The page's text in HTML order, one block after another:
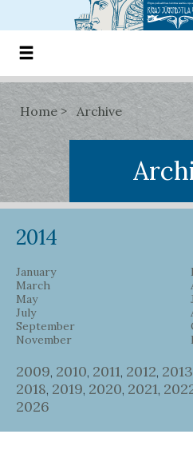
Home Archive
2014
January
March
May
July
September
November
2009, 2010, 2011, 2012, 2013
2018, 2019, 2020, 2021,
2026